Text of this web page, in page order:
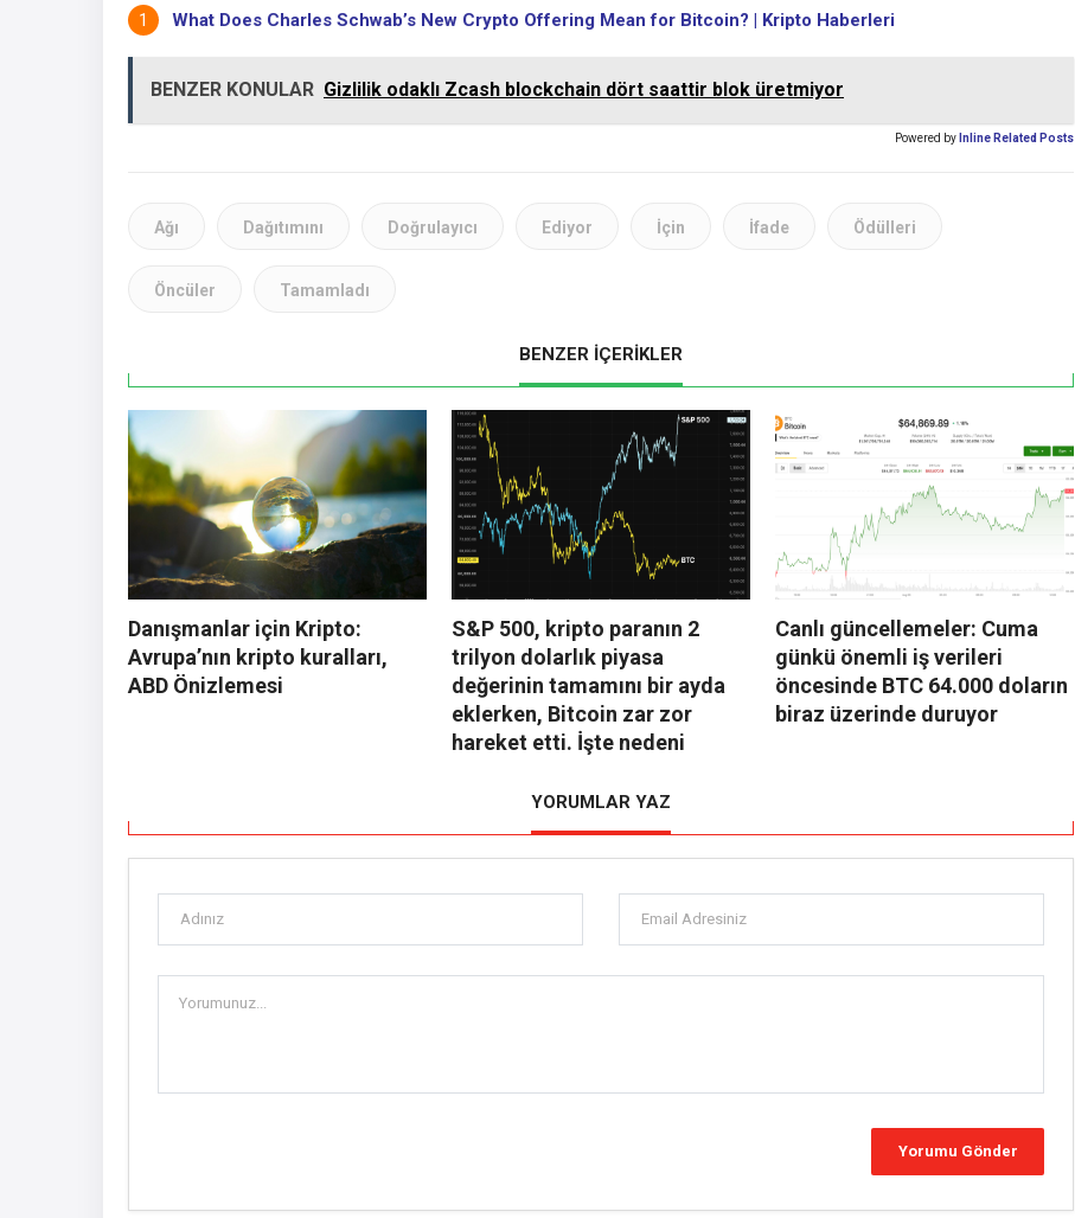
What Does Charles Schwab’s New Crypto Offering Mean for Bitcoin? | Kripto Haberleri
BENZER KONULAR Gizlilik odaklı Zcash blockchain dört saattir blok üretmiyor
Powered by Inline Related Posts
Ağı Dağıtımını Doğrulayıcı Ediyor İçin İfade Ödülleri
Öncüler Tamamladı
BENZER İÇERİKLER
Danışmanlar için Kripto:
Avrupa’nın kripto kuralları,
ABD Önizlemesi
S&P 500, kripto paranın 2
trilyon dolarlık piyasa
değerinin tamamını bir ayda
eklerken, Bitcoin zar zor
hareket etti. İşte nedeni
Canlı güncellemeler: Cuma
günkü önemli iş verileri
öncesinde BTC 64.000 doların
biraz üzerinde duruyor
YORUMLAR YAZ